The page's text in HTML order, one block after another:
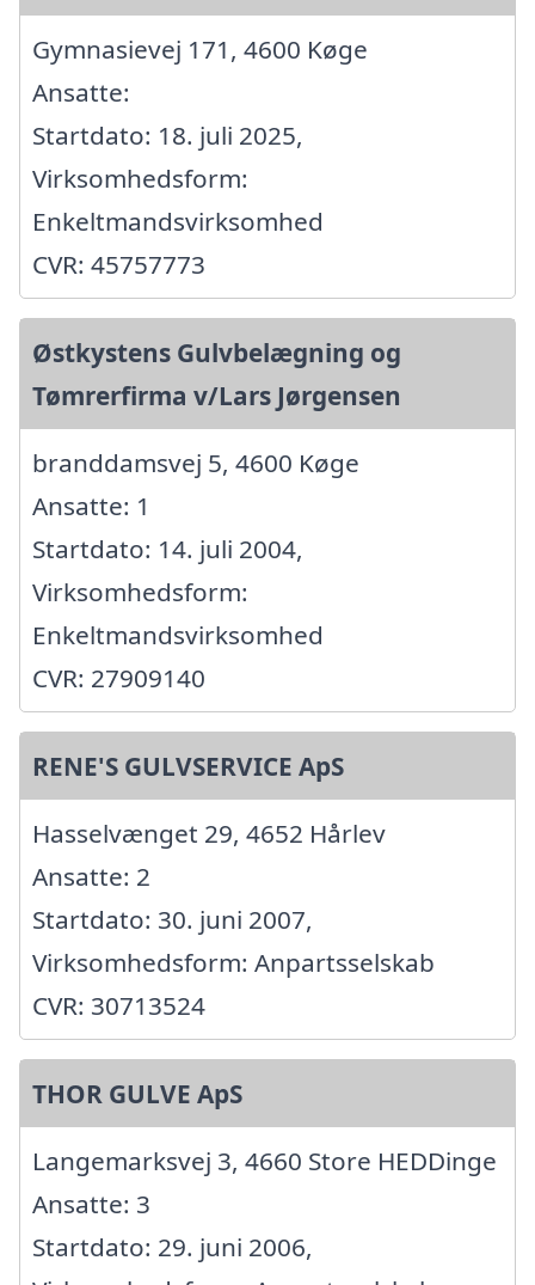
Gymnasievej 171, 4600 Køge
Ansatte:
Startdato: 18. juli 2025,
Virksomhedsform:
Enkeltmandsvirksomhed
CVR: 45757773
Østkystens Gulvbelægning og
Tømrerfirma v/Lars Jørgensen
branddamsvej 5, 4600 Køge
Ansatte: 1
Startdato: 14. juli 2004,
Virksomhedsform:
Enkeltmandsvirksomhed
CVR: 27909140
RENE'S GULVSERVICE ApS
Hasselvænget 29, 4652 Hårlev
Ansatte: 2
Startdato: 30. juni 2007,
Virksomhedsform: Anpartsselskab
CVR: 30713524
THOR GULVE ApS
Langemarksvej 3, 4660 Store HEDDinge
Ansatte: 3
Startdato: 29. juni 2006,